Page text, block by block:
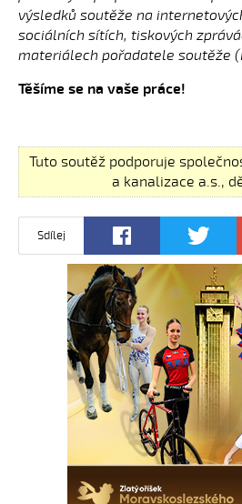
výsledků soutěže na
sociálních sítích, tiskových
materiálech pořadatele soutěže
Těšíme se na vaše práce!
Tuto soutěž podporuje
a kanalizace a.s.,
Sdílej